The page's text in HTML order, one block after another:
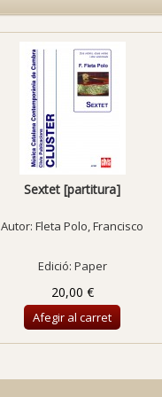
Sextet [partitura]
Autor: Fleta Polo, Francisco
Edició: Paper
20,00 €
Afegir al carret